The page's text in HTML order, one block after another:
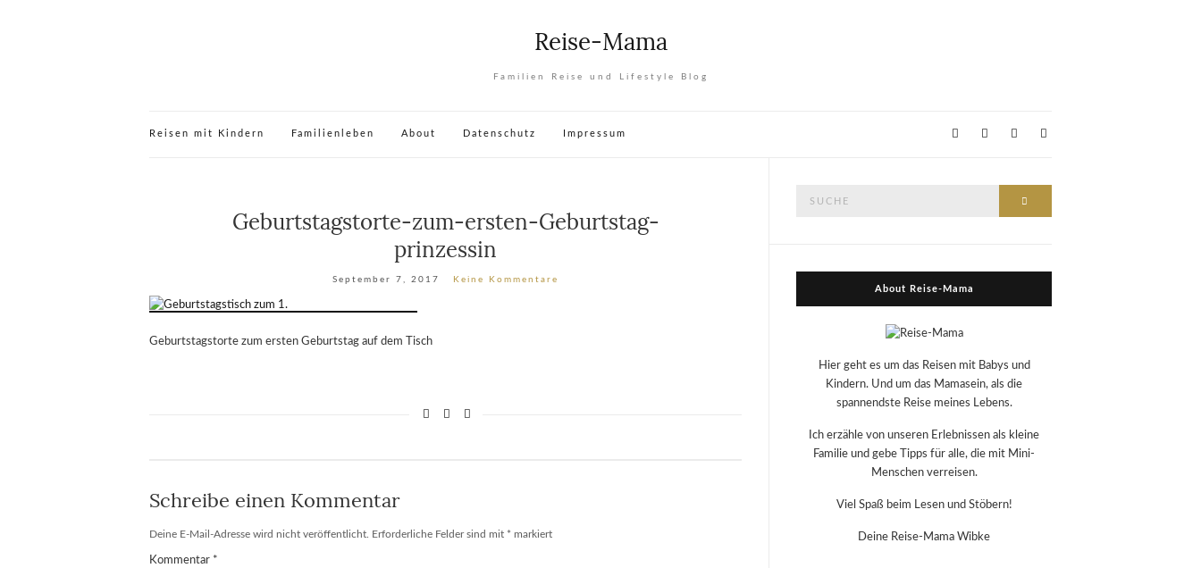
Reise-Mama
Familien Reise und Lifestyle Blog
Reisen mit Kindern Familienleben About Datenschutz Impressum
Geburtstagstorte-zum-ersten-Geburtstag-
prinzessin
September 7, 2017 Keine Kommentare
Geburtstagstorte zum ersten Geburtstag auf dem Tisch
Schreibe einen Kommentar
Deine E-Mail-Adresse wird nicht veröffentlicht. Erforderliche Felder sind mit * markiert
Kommentar *
About Reise-Mama
Hier geht es um das Reisen mit Babys und
Kindern. Und um das Mamasein, als die
spannendste Reise meines Lebens.
Ich erzähle von unseren Erlebnissen als kleine
Familie und gebe Tipps für alle, die mit Mini-
Menschen verreisen.
Viel Spaß beim Lesen und Stöbern!
Deine Reise-Mama Wibke